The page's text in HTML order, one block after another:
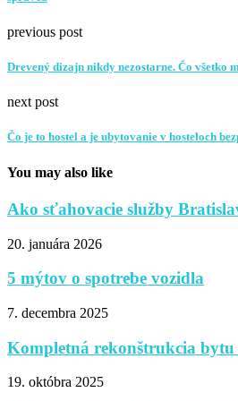
previous post
Drevený dizajn nikdy nezostarne. Čo všetko
next post
Čo je to hostel a je ubytovanie v hosteloch
You may also like
Ako sťahovacie služby
20. januára 2026
5 mýtov o spotrebe vozidla
7. decembra 2025
Kompletná rekonštrukcia bytu
19. októbra 2025